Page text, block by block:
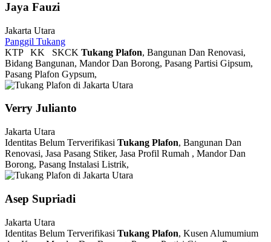
Jaya Fauzi
Jakarta Utara
Panggil Tukang
KTP KK SKCK Tukang Plafon, Bangunan Dan Renovasi,
Bidang Bangunan, Mandor Dan Borong, Pasang Partisi Gipsum,
Pasang Plafon Gypsum,
Verry Julianto
Jakarta Utara
Identitas Belum Terverifikasi Tukang Plafon, Bangunan Dan
Renovasi, Jasa Pasang Stiker, Jasa Profil Rumah , Mandor Dan
Borong, Pasang Instalasi Listrik,
Asep Supriadi
Jakarta Utara
Identitas Belum Terverifikasi Tukang Plafon, Kusen Alumumium